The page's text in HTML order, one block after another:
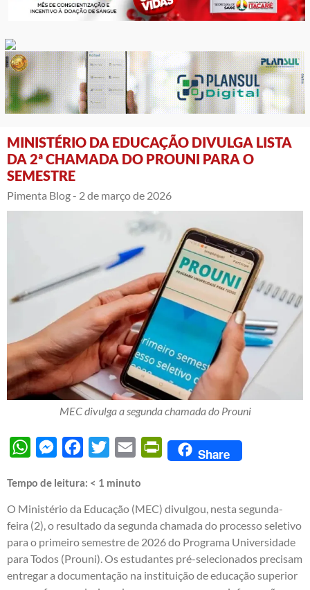
MINISTÉRIO DA EDUCAÇÃO DIVULGA LISTA
DA 2ª CHAMADA DO PROUNI PARA O
SEMESTRE
Pimenta Blog - 2 de março de 2026
MEC divulga a segunda chamada do Prouni
WhatsAppMessengerFacebook
Twitter Email PrintFriendly
Share
Tempo de leitura: < 1 minuto
O Ministério da Educação (MEC) divulgou, nesta segunda-
feira (2), o resultado da segunda chamada do processo seletivo
para o primeiro semestre de 2026 do Programa Universidade
para Todos (Prouni). Os estudantes pré-selecionados precisam
entregar a documentação na instituição de educação superior